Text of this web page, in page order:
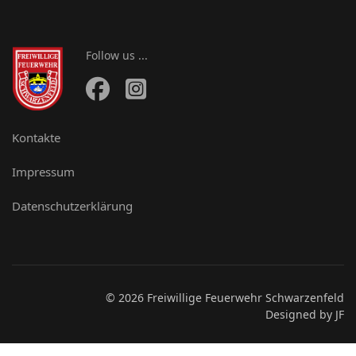
Follow us ...
Kontakte
Impressum
Datenschutzerklärung
© 2026 Freiwillige Feuerwehr Schwarzenfeld
Designed by JF